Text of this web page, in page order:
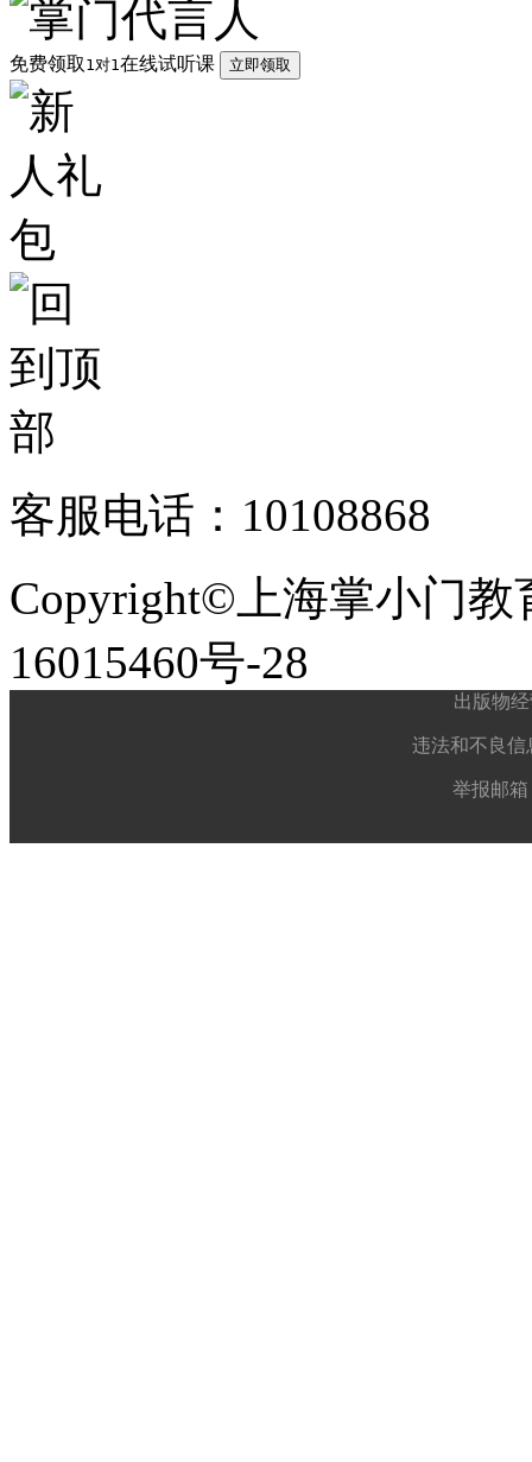
免费领取 1对1 在线试听课 立即领取
客服电话：10108868
Copyright©上海掌小门教
16015460号-28
出版物
违法和不良信
举报邮箱